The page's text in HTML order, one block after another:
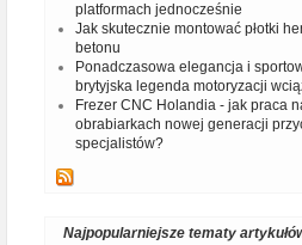
platformach jednocześnie
Jak skutecznie montować płotki
betonu
Ponadczasowa elegancja i
brytyjska legenda motoryzacji
Frezer CNC Holandia - jak praca
obrabiarkach nowej generacji
specjalistów?
Najpopularniejsze tematy